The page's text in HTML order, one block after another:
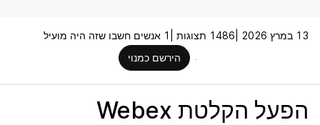
13 במרץ 2026 | 1486 תצוגות |
1 אנשים חשבו שזה היה מועיל
הירשם כמנוי
הפעל הקלטת Webex